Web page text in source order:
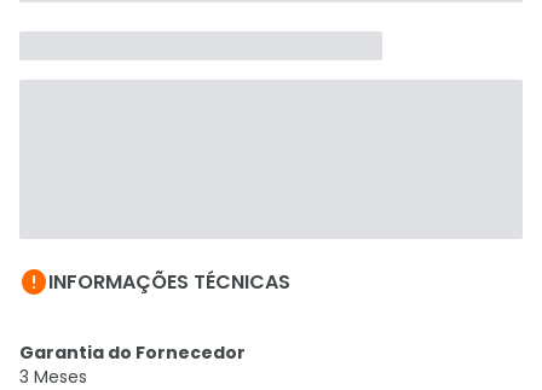
INFORMAÇÕES TÉCNICAS
Garantia do Fornecedor
3 Meses